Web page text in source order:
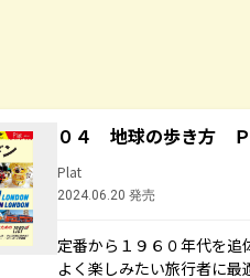
０４ 地球の歩き方
Plat
2024.06.20 発売
定番から１９６０年代を
よく楽しみたい旅行者に最